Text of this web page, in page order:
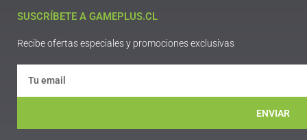
SUSCRÍBETE A GAMEPLUS.CL
Recibe ofertas especiales y promociones exclusivas
ENVIAR